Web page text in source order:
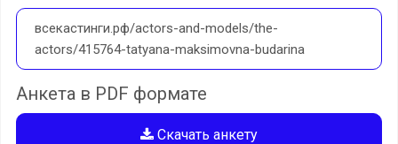
всекастинги.рф/actors-and-models/the-
actors/415764-tatyana-maksimovna-budarina
Анкета в PDF формате
Скачать анкету